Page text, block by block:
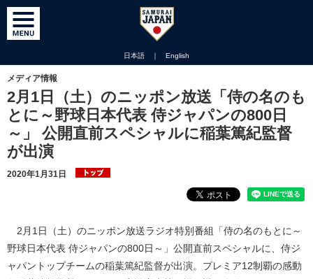
日本語 ｜ English
メディア情報
2月1日（土）のニッポン放送「侍の名のも
とに～野球日本代表 侍ジャパンの800日
～」 公開直前スペシャルに稲葉篤紀監督
が出演
2020年1月31日
2月1日（土）のニッポン放送ラジオ特別番組「侍の名のもとに～
野球日本代表 侍ジャパンの800日～」公開直前スペシャルに、侍ジ
ャパントップチームの稲葉篤紀監督が出演。プレミア12制覇の感動